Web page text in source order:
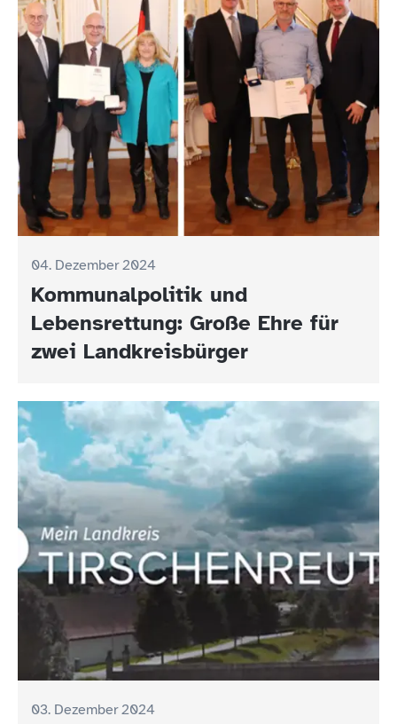
04. Dezember 2024
Kommunalpolitik und
Lebensrettung: Große Ehre für
zwei Landkreisbürger
03. Dezember 2024